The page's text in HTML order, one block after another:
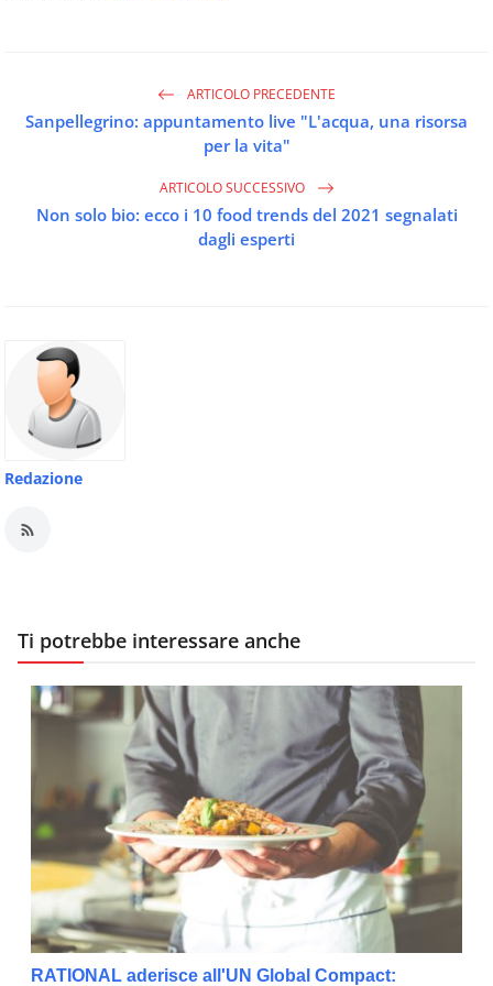
ARTICOLO PRECEDENTE
Sanpellegrino: appuntamento live "L'acqua, una risorsa
per la vita"
ARTICOLO SUCCESSIVO
Non solo bio: ecco i 10 food trends del 2021 segnalati
dagli esperti
Redazione
Ti potrebbe interessare anche
RATIONAL aderisce all'UN Global Compact: